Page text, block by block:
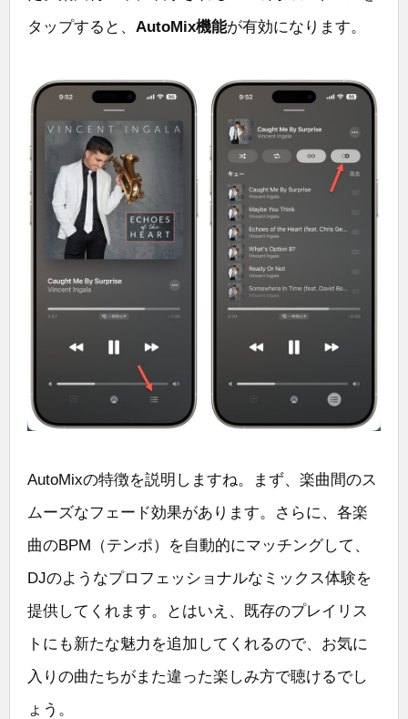
タップすると、 AutoMix機能が有効になります。
AutoMixの特徴を説明しますね。まず、楽曲間のス
ムーズなフェード効果があります。さらに、各楽
曲のBPM（テンポ）を自動的にマッチングして、
DJのようなプロフェッショナルなミックス体験を
提供してくれます。とはいえ、既存のプレイリス
トにも新たな魅力を追加してくれるので、お気に
入りの曲たちがまた違った楽しみ方で聴けるでし
ょう。